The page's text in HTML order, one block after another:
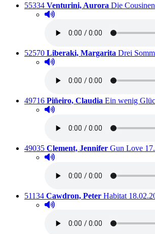
Titelnummer:
55334 von
Venturini, Aurora Die
Hörprobe abspielen
Hörprobe von Die Cousinen.
Titelnummer:
52570 von
Liberaki, Margarita Drei
Hörprobe abspielen
Hörprobe von Drei Sommer
Titelnummer:
49716 von
Piñeiro, Claudia Ein wenig
Hörprobe abspielen
Hörprobe von Ein wenig Glück
Titelnummer:
49035 von
Clement, Jennifer: Gun Love
Hörprobe abspielen
Hörprobe von Gun Love
Titelnummer:
51134 von
Cawdron, Peter: Habitat
Hörprobe abspielen
Hörprobe von Habitat